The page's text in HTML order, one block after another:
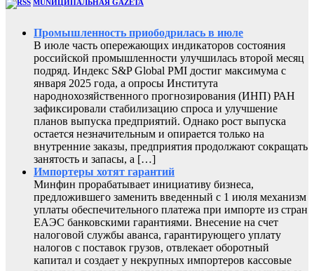
MUNИЦИПАЛЬНАЯ GAZЕТА
Промышленность приободрилась в июле
В июле часть опережающих индикаторов состояния
российской промышленности улучшилась второй месяц
подряд. Индекс S&P Global PMI достиг максимума с
января 2025 года, а опросы Института
народнохозяйственного прогнозирования (ИНП) РАН
зафиксировали стабилизацию спроса и улучшение
планов выпуска предприятий. Однако рост выпуска
остается незначительным и опирается только на
внутренние заказы, предприятия продолжают сокращать
занятость и запасы, а […]
Импортеры хотят гарантий
Минфин прорабатывает инициативу бизнеса,
предложившего заменить введенный с 1 июля механизм
уплаты обеспечительного платежа при импорте из стран
ЕАЭС банковскими гарантиями. Внесение на счет
налоговой службы аванса, гарантирующего уплату
налогов с поставок грузов, отвлекает оборотный
капитал и создает у некрупных импортеров кассовые